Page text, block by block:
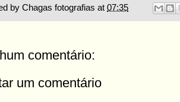
by Chagas fotografias at 07:35
comentário:
um comentário